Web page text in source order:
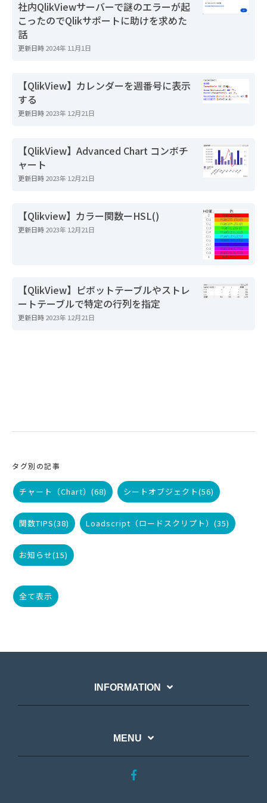
社内QlikViewサーバーで謎のエラーが起
こったのでQlikサポートに助けを求めた
話
更新日時2024年 11月1日
【QlikView】カレンダーを週番号に表示
する
更新日時2023年 12月21日
【QlikView】Advanced Chart コンボチ
ャート
更新日時2023年 12月21日
【Qlikview】カラー関数ーHSL()
更新日時2023年 12月21日
【QlikView】ピボットテーブルやストレ
ートテーブルで特定の行列を指定
更新日時2023年 12月21日
タグ別の記事
チャート（Chart） (68) シートオブジェクト(56)
関数TIPS(38) Loadscript（ロードスクリプト） (35)
お知らせ(15)
全て表示
INFORMATION
MENU